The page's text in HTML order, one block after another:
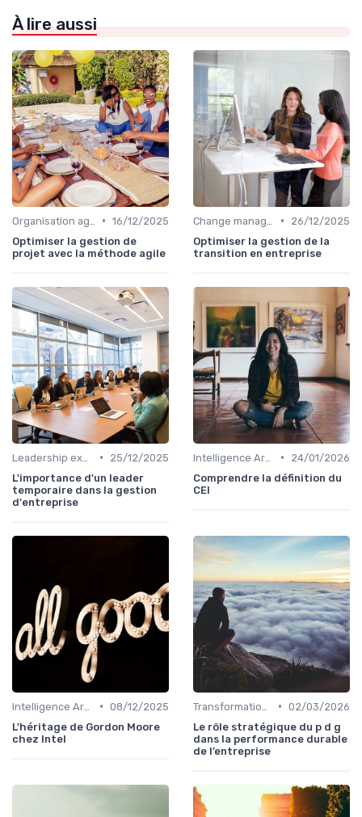
À lire aussi
• 16/12/2025
Optimiser la gestion de
projet avec la méthode agile
•
26/12/2025
Optimiser la gestion de la
transition en entreprise
•
25/12/2025
L'importance d'un leader
temporaire dans la gestion
d'entreprise
•
24/01/2026
Comprendre la définition du
CEI
• 08/12/2025
L'héritage de Gordon Moore
chez Intel
• 02/03/2026
Le rôle stratégique du p d g
dans la performance durable
de l’entreprise